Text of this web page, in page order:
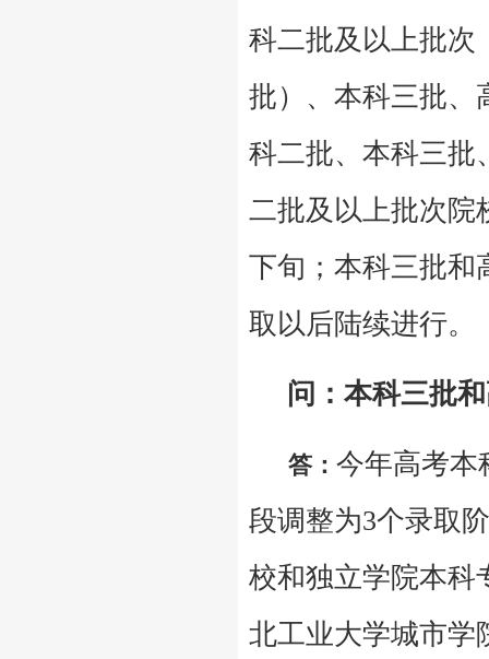
科二批及以上批次
批）、本科三批、
科二批、本科三批
二批及以上批次院
下旬；本科三批和
取以后陆续进行。
问：本科三批和
答： 今年高考本
段调整为3个录取
校和独立学院本科
北工业大学城市学